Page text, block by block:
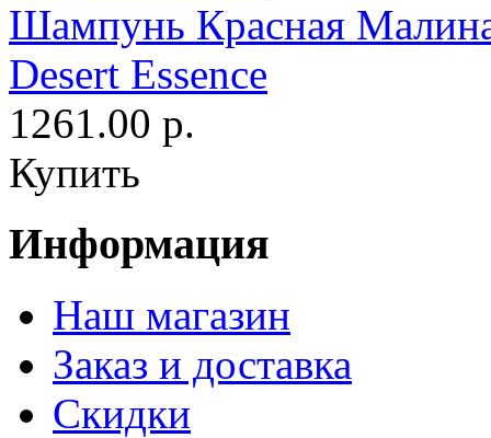
Шампунь Красная
Desert Essence
1261.00 р.
Купить
Информация
Наш магазин
Заказ и доставка
Скидки